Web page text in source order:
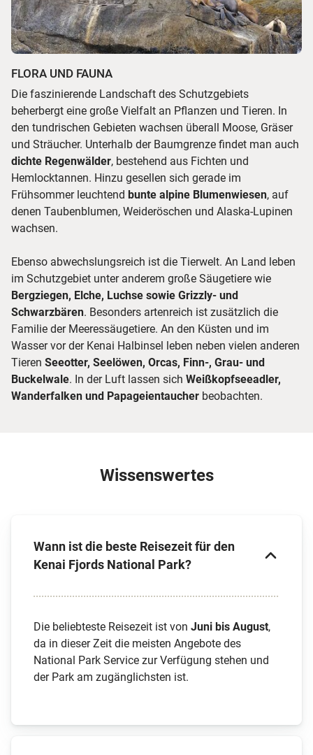
FLORA UND FAUNA
Die faszinierende Landschaft des Schutzgebiets
beherbergt eine große Vielfalt an Pflanzen und Tieren. In
den tundrischen Gebieten wachsen überall Moose, Gräser
und Sträucher. Unterhalb der Baumgrenze findet man auch
dichte Regenwälder, bestehend aus Fichten und
Hemlocktannen. Hinzu gesellen sich gerade im
Frühsommer leuchtend bunte alpine Blumenwiesen, auf
denen Taubenblumen, Weideröschen und Alaska-Lupinen
wachsen.
Ebenso abwechslungsreich ist die Tierwelt. An Land leben
im Schutzgebiet unter anderem große Säugetiere wie
Bergziegen, Elche, Luchse sowie Grizzly- und
Schwarzbären. Besonders artenreich ist zusätzlich die
Familie der Meeressäugetiere. An den Küsten und im
Wasser vor der Kenai Halbinsel leben neben vielen anderen
Tieren Seeotter, Seelöwen, Orcas, Finn-, Grau- und
Buckelwale. In der Luft lassen sich Weißkopfseeadler,
Wanderfalken und Papageientaucher beobachten.
Wissenswertes
Wann ist die beste Reisezeit für den
Kenai Fjords National Park?
Die beliebteste Reisezeit ist von Juni bis August,
da in dieser Zeit die meisten Angebote des
National Park Service zur Verfügung stehen und
der Park am zugänglichsten ist.